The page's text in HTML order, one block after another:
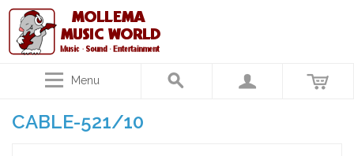
Menu
CABLE-521/10